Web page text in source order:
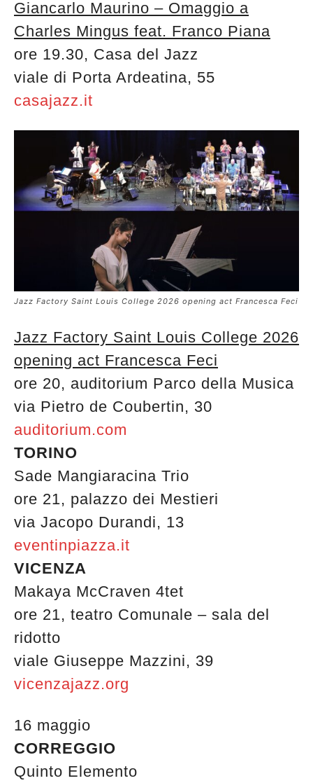
Giancarlo Maurino – Omaggio a
Charles Mingus feat. Franco Piana
ore 19.30, Casa del Jazz
viale di Porta Ardeatina, 55
casajazz.it
Jazz Factory Saint Louis College 2026 opening act Francesca Feci
Jazz Factory Saint Louis College 2026
opening act Francesca Feci
ore 20, auditorium Parco della Musica
via Pietro de Coubertin, 30
auditorium.com
TORINO
Sade Mangiaracina Trio
ore 21, palazzo dei Mestieri
via Jacopo Durandi, 13
eventinpiazza.it
VICENZA
Makaya McCraven 4tet
ore 21, teatro Comunale – sala del
ridotto
viale Giuseppe Mazzini, 39
vicenzajazz.org
16 maggio
CORREGGIO
Quinto Elemento